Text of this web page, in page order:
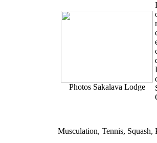
Photos Sakalava Lodge
Musculation, Tennis,